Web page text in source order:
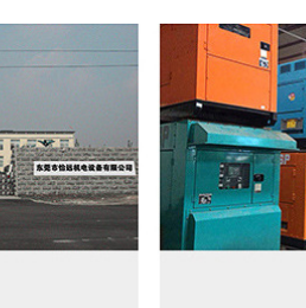
团队坐镇，7×24小时上门，复杂
搞定